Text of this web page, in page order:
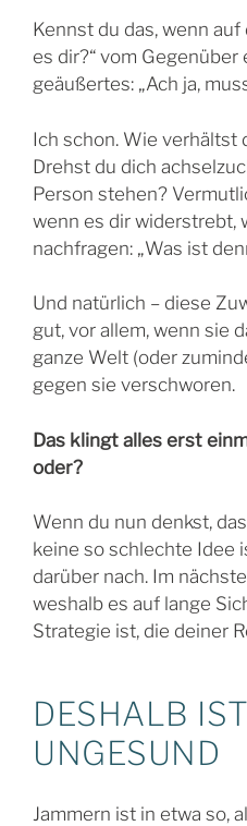
Kennst du das, wenn
es dir?“ vom Gegenüber
geäußertes: „Ach ja,
Ich schon. Wie verhältst
Drehst du dich
Person stehen?
wenn es dir widerstrebt,
nachfragen: „Was ist
Und natürlich – diese
gut, vor allem, wenn sie
ganze Welt (oder
gegen sie verschworen.
Das klingt alles erst
oder?
Wenn du nun denkst,
keine so schlechte Idee
darüber nach. Im
weshalb es auf lange
Strategie ist, die deiner
DESHALB
UNGESUND
Jammern ist in etwa so,